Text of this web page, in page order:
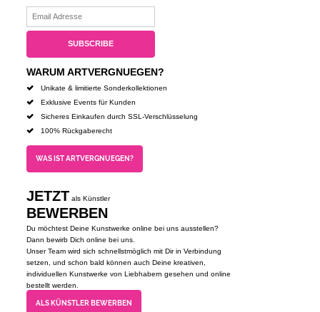
WARUM ARTVERGNUEGEN?
Unikate & limitierte Sonderkollektionen
Exklusive Events für Kunden
Sicheres Einkaufen durch SSL-Verschlüsselung
100% Rückgaberecht
WAS IST ARTVERGNUEGEN?
JETZT als Künstler
BEWERBEN
Du möchtest Deine Kunstwerke online bei uns ausstellen?
Dann bewirb Dich online bei uns.
Unser Team wird sich schnellstmöglich mit Dir in Verbindung
setzen, und schon bald können auch Deine kreativen,
individuellen Kunstwerke von Liebhabern gesehen und online
bestellt werden.
ALS KÜNSTLER BEWERBEN